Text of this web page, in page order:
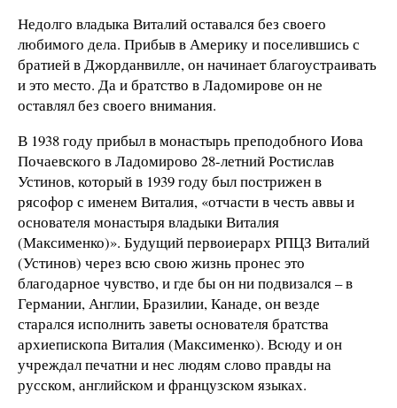
Недолго владыка Виталий оставался без своего
любимого дела. Прибыв в Америку и поселившись с
братией в Джорданвилле, он начинает благоустраивать
и это место. Да и братство в Ладомирове он не
оставлял без своего внимания.
В 1938 году прибыл в монастырь преподобного Иова
Почаевского в Ладомирово 28-летний Ростислав
Устинов, который в 1939 году был пострижен в
рясофор с именем Виталия, «отчасти в честь аввы и
основателя монастыря владыки Виталия
(Максименко)». Будущий первоиерарх РПЦЗ Виталий
(Устинов) через всю свою жизнь пронес это
благодарное чувство, и где бы он ни подвизался – в
Германии, Англии, Бразилии, Канаде, он везде
старался исполнить заветы основателя братства
архиепископа Виталия (Максименко). Всюду и он
учреждал печатни и нес людям слово правды на
русском, английском и французском языках.